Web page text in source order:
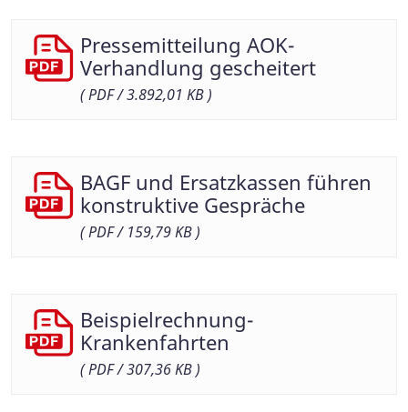
Pressemitteilung AOK-
Verhandlung gescheitert
( PDF / 3.892,01 KB )
BAGF und Ersatzkassen führen
konstruktive Gespräche
( PDF / 159,79 KB )
Beispielrechnung-
Krankenfahrten
( PDF / 307,36 KB )